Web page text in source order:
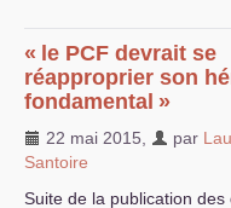
« le PCF devrait se
réapproprier son
fondamental »
22 mai 2015 par
Santoire
Suite de la publication